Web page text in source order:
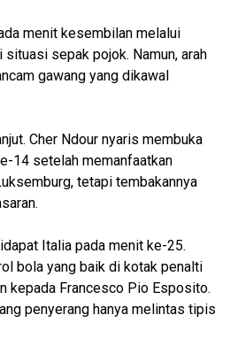
menit kesembilan melalui
situasi sepak pojok. Namun, arah
gawang yang dikawal
Cher Ndour nyaris membuka
14 setelah memanfaatkan
tetapi tembakannya
Italia pada menit ke-25.
bola yang baik di kotak penalti
kepada Francesco Pio Esposito.
penyerang hanya melintas tipis